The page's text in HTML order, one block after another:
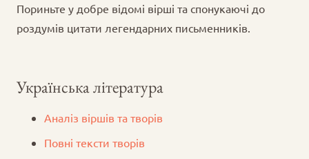
Пориньте у добре відомі вірші та спонукаючі до
роздумів цитати легендарних письменників.
Українська література
Аналіз віршів та творів
Повні тексти творів